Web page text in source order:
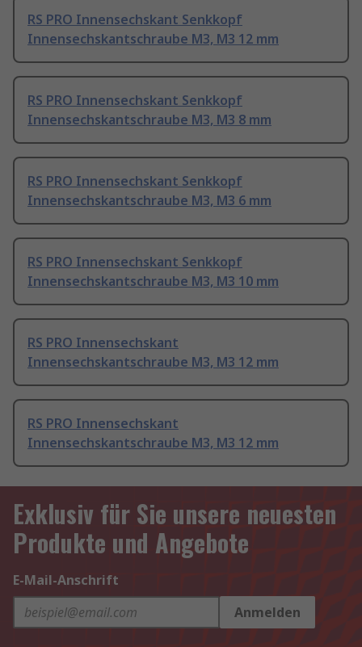
RS PRO Innensechskant Senkkopf
Innensechskantschraube M3, M3 12 mm
RS PRO Innensechskant Senkkopf
Innensechskantschraube M3, M3 8 mm
RS PRO Innensechskant Senkkopf
Innensechskantschraube M3, M3 6 mm
RS PRO Innensechskant Senkkopf
Innensechskantschraube M3, M3 10 mm
RS PRO Innensechskant
Innensechskantschraube M3, M3 12 mm
RS PRO Innensechskant
Innensechskantschraube M3, M3 12 mm
Exklusiv für Sie unsere neuesten
Produkte und Angebote
E-Mail-Anschrift
Anmelden